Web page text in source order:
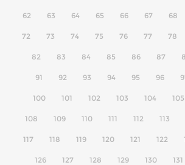
62 63 64 65 66 67 68
72 73 74 75 76 77 78
82 83 84 85 86 87
91 92 93 94 95 96
100 101 102 103 104 105
108 109 110 111 112 113
117 118 119 120 121 122
126 127 128 129 130 131